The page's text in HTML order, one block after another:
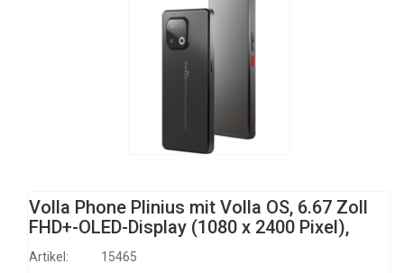
Volla Phone Plinius mit Volla OS, 6.67 Zoll
FHD+-OLED-Display (1080 x 2400 Pixel),
Artikel: 15465